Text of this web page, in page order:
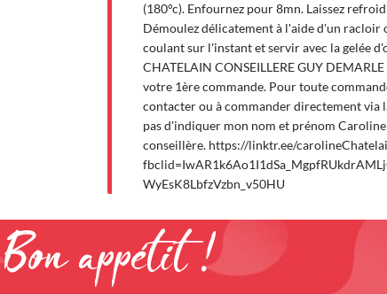
(180°c). Enfournez pour 8mn. Laissez
Démoulez délicatement à l'aide d'un racloir
coulant sur l'instant et servir avec la gelée
CHATELAIN CONSEILLERE GUY
votre 1ère commande. Pour toute
contacter ou à commander directement via
pas d'indiquer mon nom et prénom
conseillère. https://linktr.ee/
WyEsK8LbfzVzbn_v50HU
Bon appétit !